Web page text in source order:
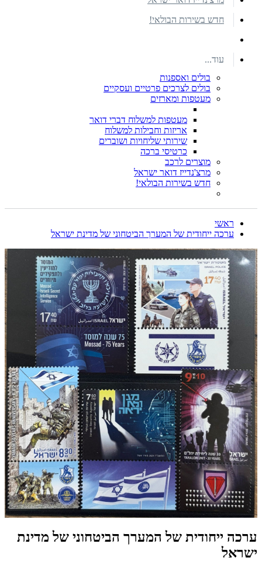
חדש בשירות הבולאי!
עוד...
בולים ואספנות
בולים לצרכים פרטיים ועסקיים
מעטפות ומארזים
מעטפות למשלוח דברי דואר
אריזות וחבילות למשלוח
שירותי שליחויות ושוברים
כרטיסי ברכה
מוצרים לרכב
מרצ'נדייז דואר ישראל
חדש בשירות הבולאי!
ראשי
ערכה ייחודית של המערך הביטחוני של מדינת ישראל
ערכה ייחודית של המערך הביטחוני של מדינת
ישראל